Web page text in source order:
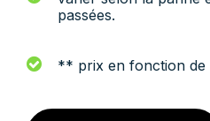
passées.
** prix en fonction de